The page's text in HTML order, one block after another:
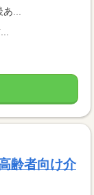
...
齢者向け介